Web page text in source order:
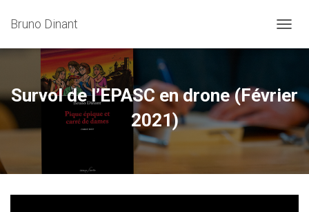
Bruno Dinant
Survol de l’EPASC en drone (Février
2021)